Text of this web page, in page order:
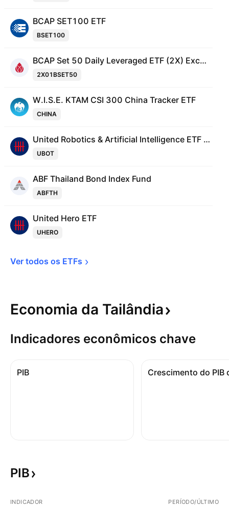
BCAP SET100 ETF
BSET100
BCAP Set 50 Daily Leveraged ETF (2X) Exchange Traded Fund Units
2X01BSET50
W.I.S.E. KTAM CSI 300 China Tracker ETF
CHINA
United Robotics & Artificial Intelligence ETF Exchange Traded Fund Units
UBOT
ABF Thailand Bond Index Fund
ABFTH
United Hero ETF
UHERO
Ver todos os ETFs
Economia da Tailândia
Indicadores econômicos chave
PIB
PIB
INDICADOR PERÍODO/ÚLTIMO